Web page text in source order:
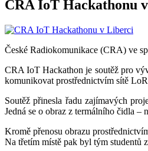
CRA IoT Hackathonu
České Radiokomunikace (CRA) ve
CRA IoT Hackathon je soutěž pro
komunikovat prostřednictvím sítě
Soutěž přinesla řadu zajímavých
Jedná se o obraz z termálního čidla –
Kromě přenosu obrazu
Na třetím místě pak byl tým studentů